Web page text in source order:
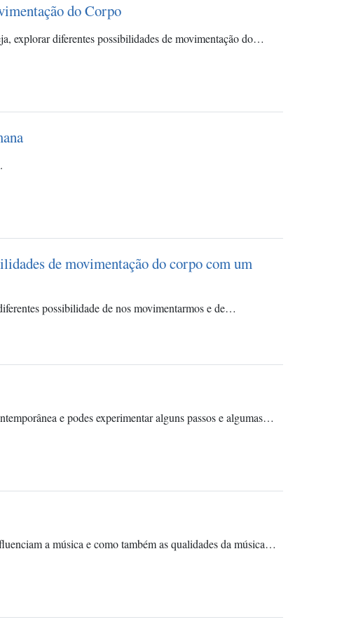
do Corpo
explorar diferentes possibilidades de movimentação do…
de movimentação do corpo com um
possibilidade de nos movimentarmos e de…
e podes experimentar alguns passos e algumas…
a música e como também as qualidades da música…